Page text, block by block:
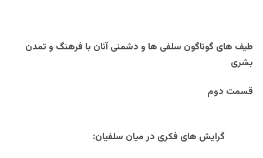
طیف های گوناگون سلفی ها و دشمنی آنان با فرهنگ و تمدن
بشری
قسمت دوم
گرایش های فکری در میان سلفیان: